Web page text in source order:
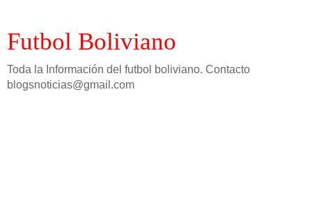
Futbol Boliviano
Toda la Información del futbol boliviano. Contacto
blogsnoticias@gmail.com